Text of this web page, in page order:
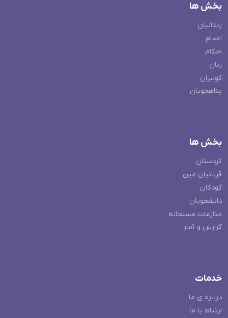
بخش ها
زندانیان
اعدام
احکام
زنان
کولبران
پناهجویان
بخش ها
کردستان
قربانیان مین
کودکان
دانشجویان
منازعات مسلحانه
گزارش و آمار
خدمات
درباره ی ما
ارتباط با ما